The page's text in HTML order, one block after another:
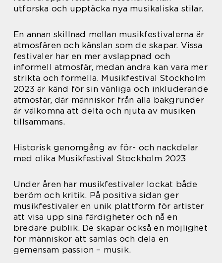
utforska och upptäcka nya musikaliska stilar.
En annan skillnad mellan musikfestivalerna är
atmosfären och känslan som de skapar. Vissa
festivaler har en mer avslappnad och
informell atmosfär, medan andra kan vara mer
strikta och formella. Musikfestival Stockholm
2023 är känd för sin vänliga och inkluderande
atmosfär, där människor från alla bakgrunder
är välkomna att delta och njuta av musiken
tillsammans.
Historisk genomgång av för- och nackdelar
med olika Musikfestival Stockholm 2023
Under åren har musikfestivaler lockat både
beröm och kritik. På positiva sidan ger
musikfestivaler en unik plattform för artister
att visa upp sina färdigheter och nå en
bredare publik. De skapar också en möjlighet
för människor att samlas och dela en
gemensam passion – musik.